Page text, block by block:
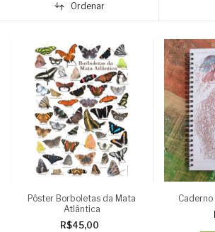
Ordenar
Pôster Borboletas da Mata
Atlântica
R$45,00
Caderno